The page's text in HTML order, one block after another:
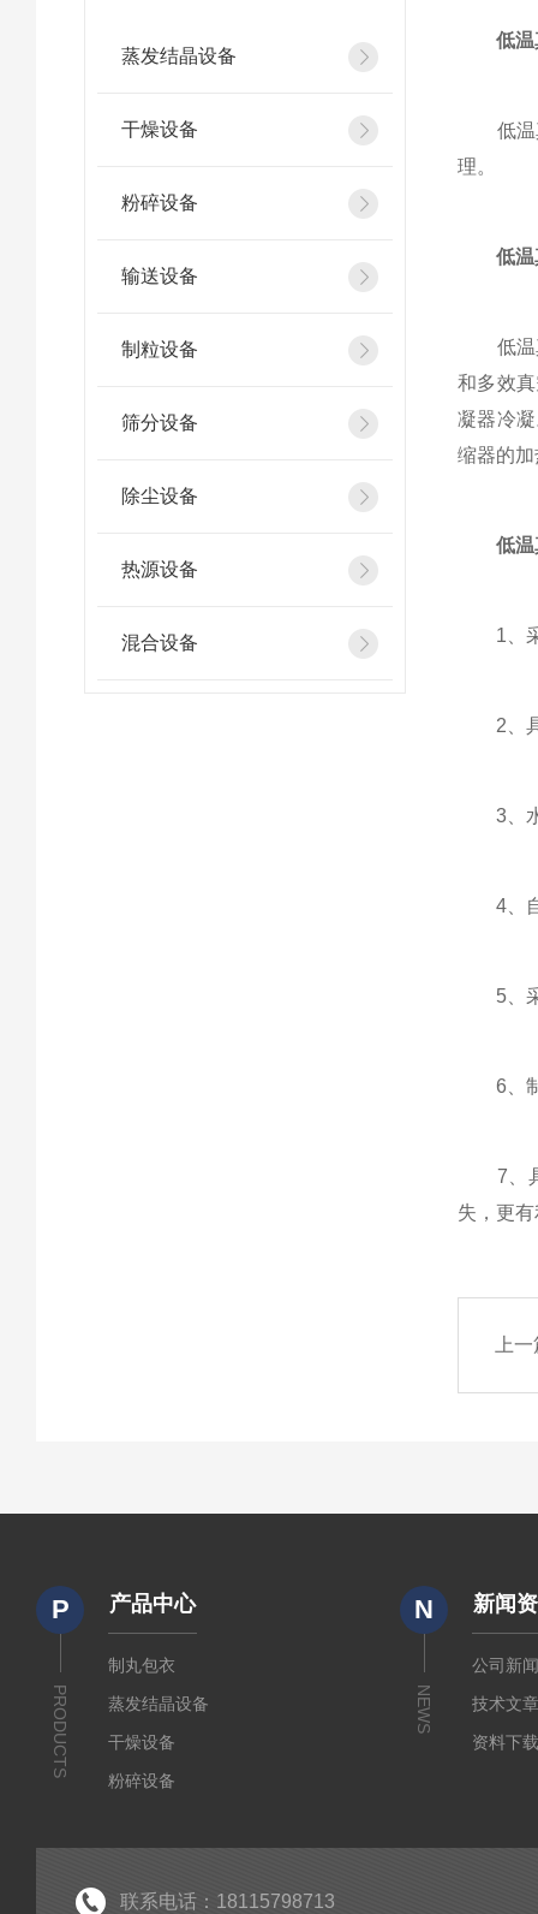
蒸发结晶设备
干燥设备
粉碎设备
输送设备
制粒设备
筛分设备
除尘设备
热源设备
混合设备
低
低温真
理。
低
低温真
和多效
凝器冷
缩器的
低
1、采
2、具
3、水
4、自
5、采
6、制
7、具
失，更
上
P
PRODUCTS
产品中心
制丸包衣
蒸发结晶设备
干燥设备
粉碎设备
筛分设备
N
NEWS
新闻
公司新
技术文
资料下
联系电话：18115798713